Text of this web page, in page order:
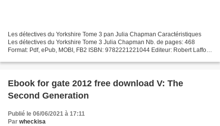
Les détectives du Yorkshire Tome 3 pan Julia Chapman Caractéristiques
Les détectives du Yorkshire Tome 3 Julia Chapman Nb. de pages: 468
Format: Pdf, ePub, MOBI, FB2 ISBN: 9782221221044 Editeur: Robert Laffont
Ebook for gate 2012 free download V: The
Second Generation
Publié le 06/06/2021 à 17:11
Par wheckisa